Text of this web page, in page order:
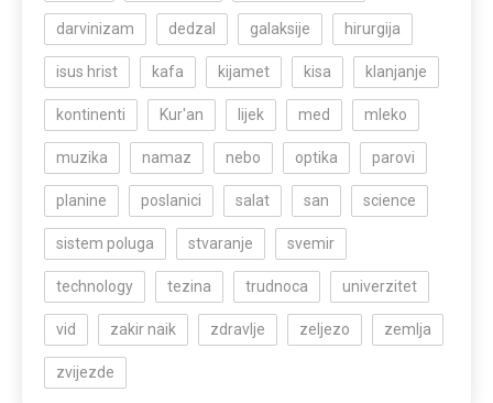
darvinizam dedzal galaksije hirurgija
isus hrist kafa kijamet kisa klanjanje
kontinenti Kur'an lijek med mleko
muzika namaz nebo optika parovi
planine poslanici salat san science
sistem poluga stvaranje svemir
technology tezina trudnoca univerzitet
vid zakir naik zdravlje zeljezo zemlja
zvijezde